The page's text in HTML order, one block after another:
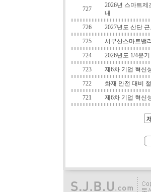
727
2026년 스마트
내
726
2027년도 산단
725
서부산스마트밸
724
2026년도 1/4분
723
제6차 기업 혁신
722
화재 안전 대비
721
제6차 기업 혁신